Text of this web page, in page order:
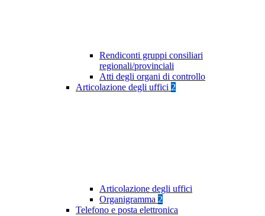
Rendiconti gruppi consiliari
regionali/provinciali
Atti degli organi di controllo
Articolazione degli uffici 2
Articolazione degli uffici
Organigramma 2
Telefono e posta elettronica